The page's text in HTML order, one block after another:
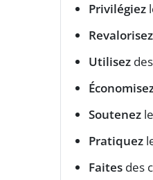
Privilégiez
Revalorisez
Utilisez
Soutenez
Pratiquez
Faites des